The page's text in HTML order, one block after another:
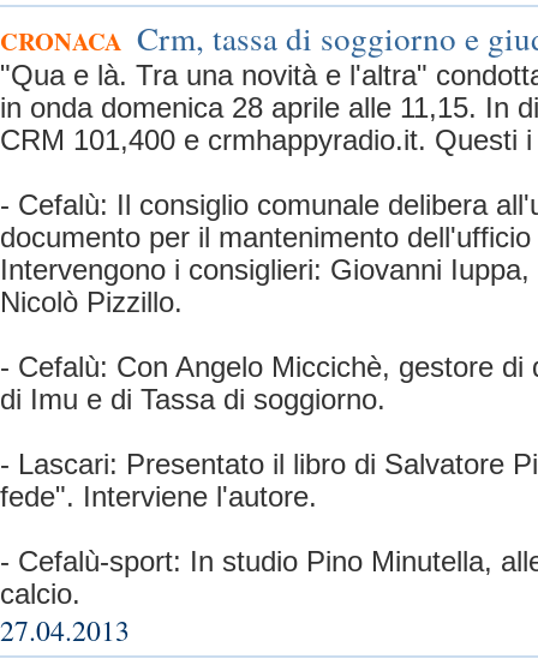
CRONACA Crm, tassa di soggiorno e
"Qua e là. Tra una novità e l'altra"
in onda domenica 28 aprile alle 11,15. In
CRM 101,400 e crmhappyradio.it. Questi
- Cefalù: Il consiglio comunale delibera
documento per il mantenimento
Intervengono i consiglieri: Giovanni
Nicolò Pizzillo.
- Cefalù: Con Angelo Miccichè, gestore di
di Imu e di Tassa di soggiorno.
- Lascari: Presentato il libro di Salvatore
fede". Interviene l'autore.
- Cefalù-sport: In studio Pino Minutella,
calcio.
27.04.2013